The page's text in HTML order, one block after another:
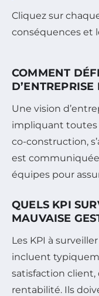
Cliquez sur
conséquences et
COMMENT
Une vision
impliquant toutes
co-construction,
est
équipes pour
QUELS KPI
MAUVAISE
Les KPI à
incluent
satisfaction
rentabilité. Ils